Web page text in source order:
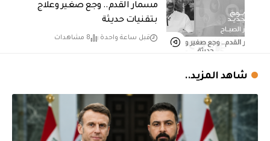
مسمار القدم.. وجع صغير وعلاج
بتقنيات حديثة
قبل ساعة واحدة 8 مشاهدات
شاهد المزيد..